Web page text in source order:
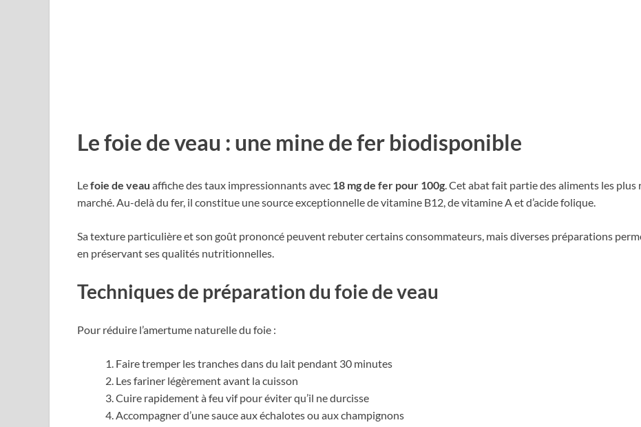
Le foie de veau : une mine de fer biodisponible
Lefoie de veau affiche des taux impressionnants avec 18 mg de fer pour 100g. Cet abat fait partie des aliments les
marché. Au-delà du fer, il constitue une source exceptionnelle de vitamine B12, de vitamine A et d’acide folique.
Sa texture particulière et son goût prononcé peuvent rebuter certains consommateurs, mais diverses préparations
en préservant ses qualités nutritionnelles.
Techniques de préparation du foie de veau
Pour réduire l’amertume naturelle du foie :
Faire tremper les tranches dans du lait pendant 30 minutes
Les fariner légèrement avant la cuisson
Cuire rapidement à feu vif pour éviter qu’il ne durcisse
Accompagner d’une sauce aux échalotes ou aux champignons